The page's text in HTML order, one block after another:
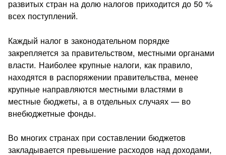
развитых стран на долю налогов приходится до 50 %
всех поступлений.
Каждый налог в законодательном порядке
закрепляется за правительством, местными органами
власти. Наиболее крупные налоги, как правило,
находятся в распоряжении правительства, менее
крупные направляются местными властями в
местные бюджеты, а в отдельных случаях — во
внебюджетные фонды.
Во многих странах при составлении бюджетов
закладывается превышение расходов над доходами,